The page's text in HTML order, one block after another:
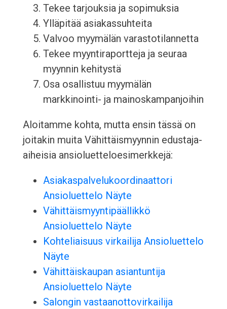
Tekee tarjouksia ja sopimuksia
Ylläpitää asiakassuhteita
Valvoo myymälän varastotilannetta
Tekee myyntiraportteja ja seuraa
myynnin kehitystä
Osa osallistuu myymälän
markkinointi- ja mainoskampanjoihin
Aloitamme kohta, mutta ensin tässä on
joitakin muita Vähittäismyynnin edustaja-
aiheisia ansioluetteloesimerkkejä:
Asiakaspalvelukoordinaattori
Ansioluettelo Näyte
Vähittäismyyntipäällikkö
Ansioluettelo Näyte
Kohteliaisuus virkailija Ansioluettelo
Näyte
Vähittäiskaupan asiantuntija
Ansioluettelo Näyte
Salongin vastaanottovirkailija